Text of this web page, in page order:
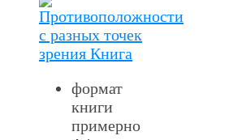
формат
книги
примерно